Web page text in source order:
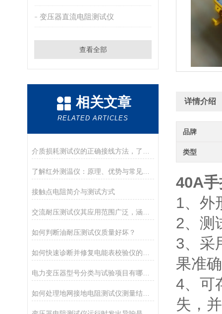
变压器直流电阻测试仪
查看全部
相关文章
RELATED ARTICLES
了解红外测温仪：原理、优势与常见应用场景
接触点电阻简介与测试方式
如何判断油耐压测试仪质量好坏？
电力变压器型号分类与试验项目有哪些？
如何处理地网接地电阻测试仪测量结果中的异常值
详情介绍
品牌
类型
40A
1、外
2、测
3、采
果准
4、可
失，